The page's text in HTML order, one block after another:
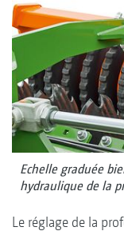
Echelle graduée
hydraulique de la
Le réglage de la